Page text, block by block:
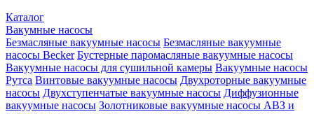
Каталог
Вакумные насосы
Безмасляные вакуумные насосы Безмасляные вакуумные
насосы Becker Бустерные паромасляные вакуумные насосы
Вакуумные насосы для сушильной камеры Вакуумные насосы
Рутса Винтовые вакуумные насосы Двухроторные вакуумные
насосы Двухступенчатые вакуумные насосы Диффузионные
вакуумные насосы Золотниковые вакуумные насосы АВЗ и